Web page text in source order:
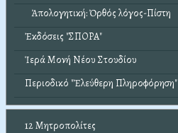
Ἀπολογητική: Ὀρθός λόγος-Πίστη
Ἐκδόσεις "ΣΠΟΡΑ"
Ἱερά Μονή Νέου Στουδίου
Περιοδικό "Ἐλεύθερη Πληροφόρηση"
12 Μητροπολίτες